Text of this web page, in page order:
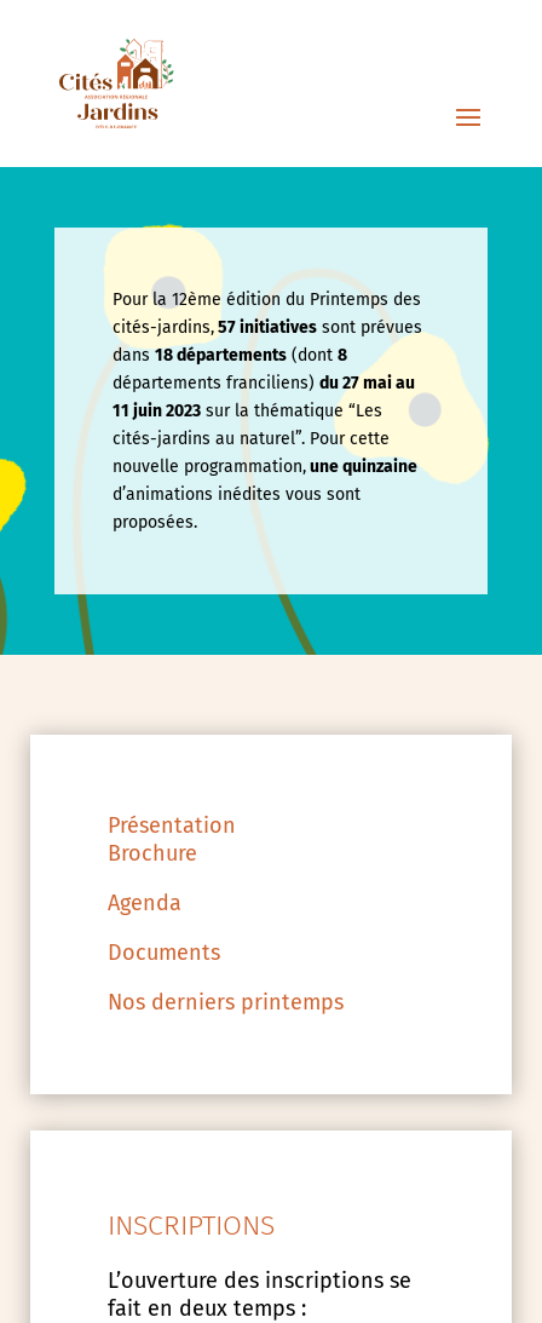
Pour la 12ème édition du Printemps des
cités-jardins,57 initiativessont prévues
dans18 départements(dont 8
départements franciliens) du 27 mai au
11 juin2023sur la thématique “Les
cités-jardins au naturel”. Pour cette
nouvelle programmation,une quinzaine
d’animations inédites vous sont
proposées.
Présentation
Brochure
Agenda
Documents
Nos derniers printemps
INSCRIPTIONS
L’ouverture des inscriptions se
fait en deux temps :